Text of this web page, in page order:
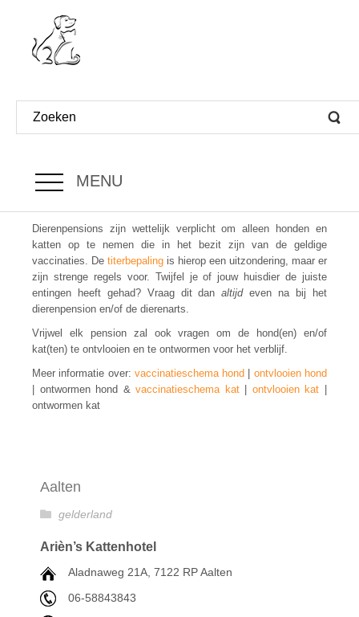
MENU
Dierenpensions zijn wettelijk verplicht om alleen honden en
katten op te nemen die in het bezit zijn van de geldige
vaccinaties. De titerbepaling is hierop een uitzondering, maar er
zijn strenge regels voor. Twijfel je of jouw huisdier de juiste
entingen heeft gehad? Vraag dit danaltijdeven na bij het
dierenpension en/of de dierenarts.
Vrijwel elk pension zal ook vragen om de hond(en) en/of
kat(ten) te ontvlooien en te ontwormen voor het verblijf.
Meer informatie over: vaccinatieschema hond
ontvlooien hond
| ontwormen hond &vaccinatieschema kat| ontvlooien kat
ontwormen kat
Aalten
gelderland
Arièn’s Kattenhotel
Aladnaweg 21A, 7122 RP Aalten
06-58843843